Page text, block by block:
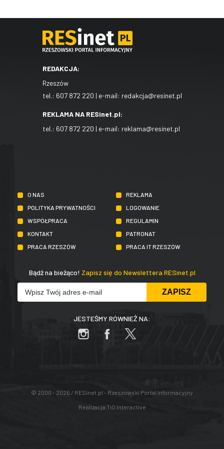
REDAKCJA:
Rzeszów
tel.: 607 872 220 | e-mail: redakcja@resinet.pl
REKLAMA NA RESinet.pl:
tel.: 607 872 220 | e-mail: reklama@resinet.pl
O NAS
REKLAMA
POLITYKA PRYWATNOŚCI
LOGOWANIE
WSPÓŁPRACA
REGULAMIN
KONTAKT
PATRONAT
PRACA RZESZÓW
PRACA IT RZESZÓW
Bądź na bieżąco! Zapisz się do Newslettera RESinet.pl
JESTEŚMY RÓWNIEŻ NA:
© 2000 - 2026 / RESinet.pl - Rzeszowski Portal Informacyjny
Realizacja TiO Interactive